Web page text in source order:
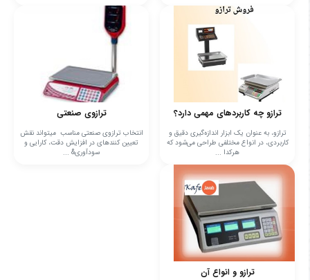
ترازو چه کاربردهای مهمی دارد؟
ترازو، به عنوان یک ابزار اندازه‌گیری دقیق و
کاربردی، در انواع مختلفی طراحی می‌شود که
هرکدا ...
ترازوی صنعتی
انتخاب ترازوی صنعتی مناسب می­تواند نقش
تعیین کننده­ای در افزایش دقت، کارایی و
سودآوری& ...
ترازو و انواع آن